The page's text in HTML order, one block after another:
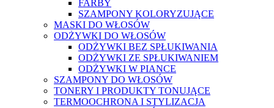
FARBY
SZAMPONY KOLORYZUJĄCE
MASKI DO WŁOSÓW
ODŻYWKI DO WŁOSÓW
ODŻYWKI BEZ SPŁUKIWANIA
ODŻYWKI ZE SPŁUKIWANIEM
ODŻYWKI W PIANCE
SZAMPONY DO WŁOSÓW
TONERY I PRODUKTY TONUJĄCE
TERMOOCHRONA I STYLIZACJA